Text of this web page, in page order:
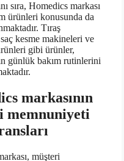
sıra, Homedics markası
ürünleri konusunda da
Tıraş
kesme makineleri ve
gibi ürünler,
günlük bakım rutinlerini
markasının
memnuniyeti
müşteri